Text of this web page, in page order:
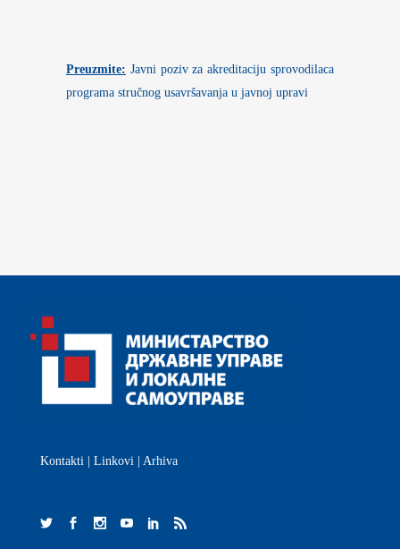
Preuzmite: Javni poziv za akreditaciju sprovodilaca
programa stručnog usavršavanja u javnoj upravi
Kontakti Linkovi Arhiva